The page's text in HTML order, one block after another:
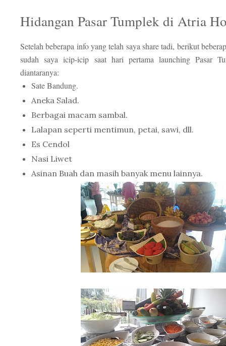
Hidangan Pasar Tumplek di Atria
Setelah beberapa info yang telah saya share tadi, berikut
sudah saya icip-icip saat hari pertama launching Pasar
diantaranya:
Sate Bandung.
Aneka Salad.
Berbagai macam sambal.
Lalapan seperti mentimun, petai, sawi, dll.
Es Cendol
Nasi Liwet
Asinan Buah dan masih banyak menu lainnya.